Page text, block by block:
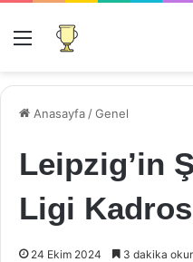
Menü
Anasayfa /Genel
Leipzig’in
Ligi
24 Ekim 2024 3 dakika